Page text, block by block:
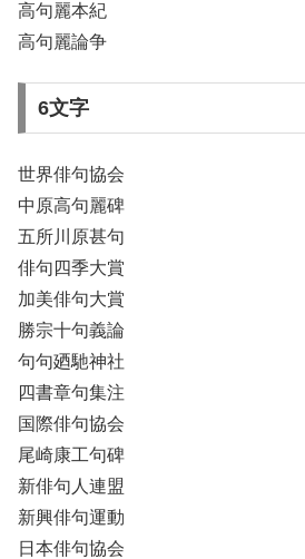
高句麗本紀
高句麗論争
6文字
世界俳句協会
中原高句麗碑
五所川原甚句
俳句四季大賞
加美俳句大賞
勝宗十句義論
句句廼馳神社
四書章句集注
国際俳句協会
尾崎康工句碑
新俳句人連盟
新興俳句運動
日本俳句協会